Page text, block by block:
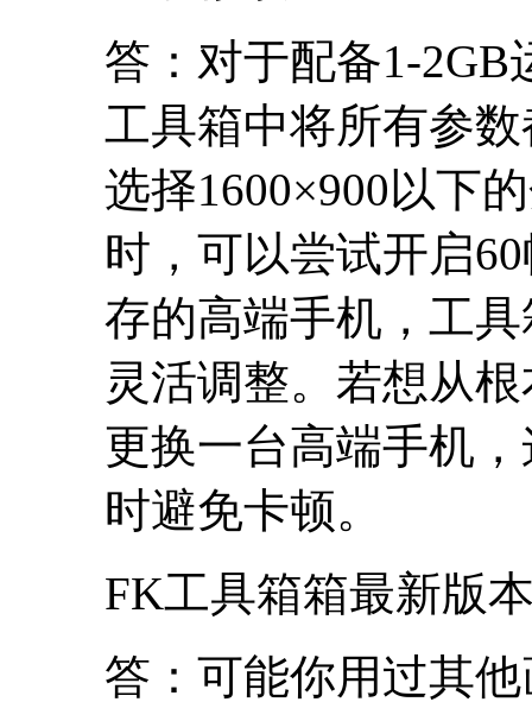
答：对于配备1-
工具箱中将所有参
选择1600×900以下
时，可以尝试开启
存的高端手机，工
灵活调整。若想从
更换一台高端手机
时避免卡顿。
FK工具箱箱最新版
答：可能你用过其